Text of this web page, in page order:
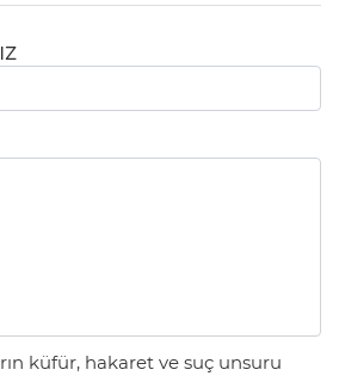
küfür, hakaret ve suç unsuru